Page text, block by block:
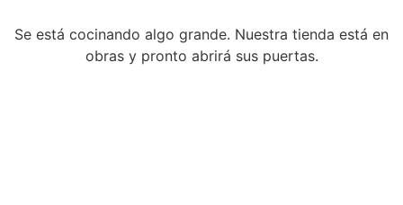
Se está cocinando algo grande. Nuestra tienda está en
obras y pronto abrirá sus puertas.